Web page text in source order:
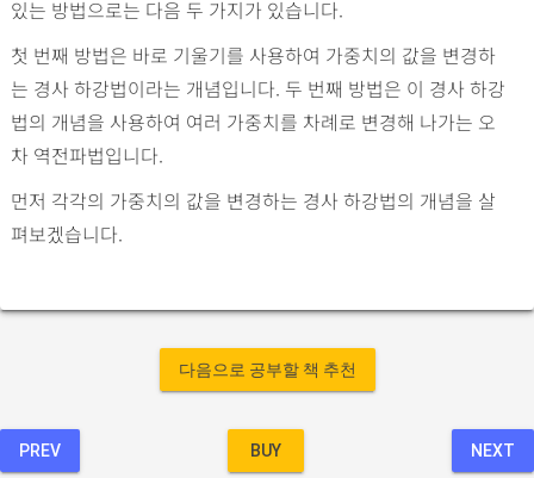
있는 방법으로는 다음 두 가지가 있습니다.
첫 번째 방법은 바로 기울기를 사용하여 가중치의 값을 변경하
는 경사 하강법이라는 개념입니다. 두 번째 방법은 이 경사 하강
법의 개념을 사용하여 여러 가중치를 차례로 변경해 나가는 오
차 역전파법입니다.
먼저 각각의 가중치의 값을 변경하는 경사 하강법의 개념을 살
펴보겠습니다.
다음으로 공부할 책 추천
PREV BUY NEXT